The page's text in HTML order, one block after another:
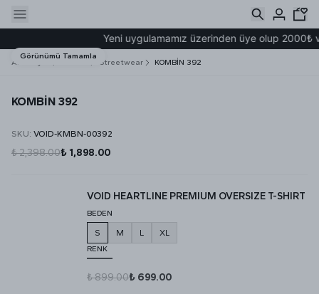
Yeni uygulamamız üzerinden üye olup 2000₺
Ana Sayfa Streetwear KOMBİN 392
Görünümü Tamamla
KOMBİN 392
SKU: VOID-KMBN-00392
₺ 2,398.00₺ 1,898.00
VOID HEARTLINE PREMIUM OVERSIZE T-SHIRT
BEDEN
S M L XL
RENK
₺ 899.00₺ 699.00